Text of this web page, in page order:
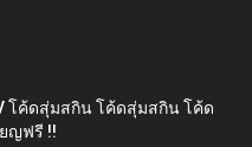
โค้ดสุ่มสกิน โค้ดสุ่มสกิน โค้ด
ญฟรี !!